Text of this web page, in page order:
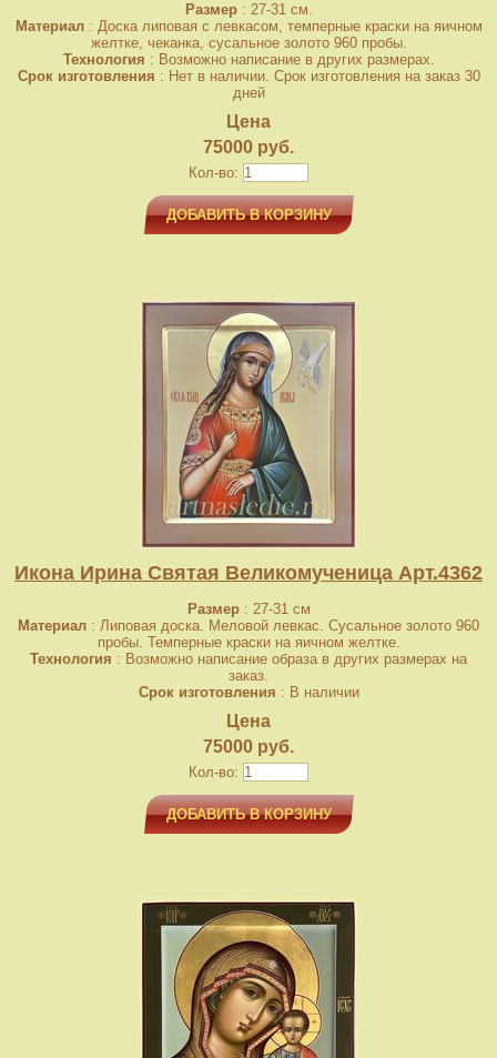
Размер: 27-31 см.
Материал: Доска липовая с левкасом, темперные краски на яичном
желтке, чеканка, сусальное золото 960 пробы.
Технология : Возможно написание в других размерах.
Срок изготовления : Нет в наличии. Срок изготовления на заказ 30
дней
Цена
75000 руб.
Кол-во:
ДОБАВИТЬ В КОРЗИНУ
Икона Ирина Святая Великомученица Арт.4362
Размер: 27-31 см
Материал : Липовая доска. Меловой левкас. Сусальное золото 960
пробы. Темперные краски на яичном желтке.
Технология : Возможно написание образа в других размерах на
заказ.
Срок изготовления : В наличии
Цена
75000 руб.
Кол-во:
ДОБАВИТЬ В КОРЗИНУ